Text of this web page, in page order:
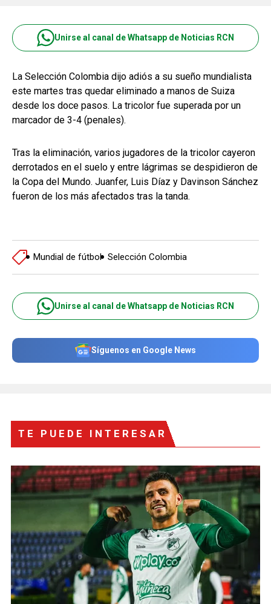
Unirse al canal de Whatsapp de Noticias RCN
La Selección Colombia dijo adiós a su sueño mundialista
este martes tras quedar eliminado a manos de Suiza
desde los doce pasos. La tricolor fue superada por un
marcador de 3-4 (penales).
Tras la eliminación, varios jugadores de la tricolor cayeron
derrotados en el suelo y entre lágrimas se despidieron de
la Copa del Mundo. Juanfer, Luis Díaz y Davinson Sánchez
fueron de los más afectados tras la tanda.
Mundial de fútbol Selección Colombia
Unirse al canal de Whatsapp de Noticias RCN
Síguenos en Google News
TE PUEDE INTERESAR